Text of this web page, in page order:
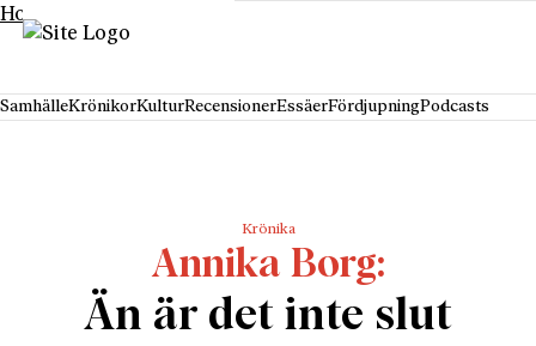
Hoppa till innehåll
SamhälleKrönikorKulturRecensionerEssäerFördjupningPodcasts
Krönika
Annika Borg
Än är det inte slut